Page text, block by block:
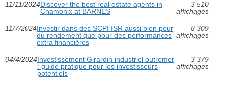
11/11/2024Discover the best real estate agents in
Chamonix at BARNES
3 510
affichages
11/7/2024Investir dans des SCPI ISR aussi bien pour
du rendement que pour des performances
extra financières
8 309
affichages
04/4/2024Investissement Girardin industriel outremer
: guide pratique pour les investisseurs
potentiels
3 379
affichages